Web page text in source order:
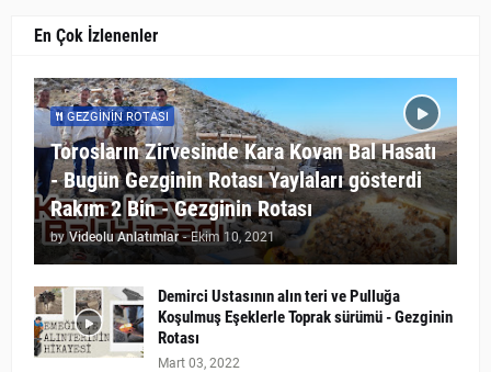
En Çok İzlenenler
GEZGININ ROTASI
Torosların Zirvesinde Kara Kovan Bal Hasatı
- Bugün Gezginin Rotası Yaylaları gösterdi
Rakım 2 Bin - Gezginin Rotası
by Videolu Anlatımlar - Ekim 10, 2021
Demirci Ustasının alın teri ve Pulluğa
Koşulmuş Eşeklerle Toprak sürümü - Gezginin
Rotası
Mart 03, 2022